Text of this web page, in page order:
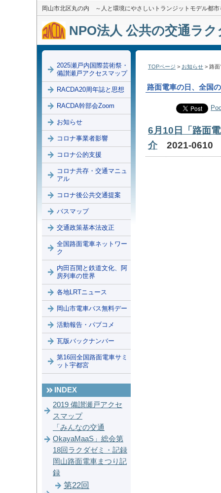
岡山市北区丸の内 ～人と環境にやさしいトランジットモデル都市
NPO法人 公共の交通ラ
TOPページ > お知らせ > 路
路面電車の日、全国
6月10日「路面
介2021-0610
2025瀬戸内国際芸術祭・
備讃瀬戸アクセスマップ
RACDA20周年誌と思想
RACDA幹部会Zoom
お知らせ
コロナ事業者影響
コロナ公的支援
コロナ共存・交通マニュ
アル
コロナ後公共交通提案
バスマップ
交通政策基本法改正
全国路面電車ネットワー
ク
内田百閒と鉄道文化、阿
房列車の世界
各地LRTニュース
岡山市電車バス無料デー
活動報告・パブコメ
瓦版バックナンバー
第16回全国路面電車サミ
ット宇都宮
INDEX
2019 備讃瀬戸アクセ
スマップ
「みんなの交通
OkayaMaaS」総会第
18回ラクダゼミ・記録
岡山路面電車まつり記
録
第22回